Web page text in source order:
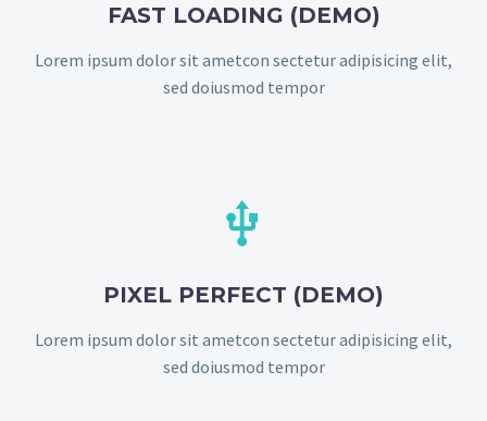
FAST LOADING (DEMO)
Lorem ipsum dolor sit ametcon sectetur adipisicing elit,
sed doiusmod tempor


PIXEL PERFECT (DEMO)
Lorem ipsum dolor sit ametcon sectetur adipisicing elit,
sed doiusmod tempor